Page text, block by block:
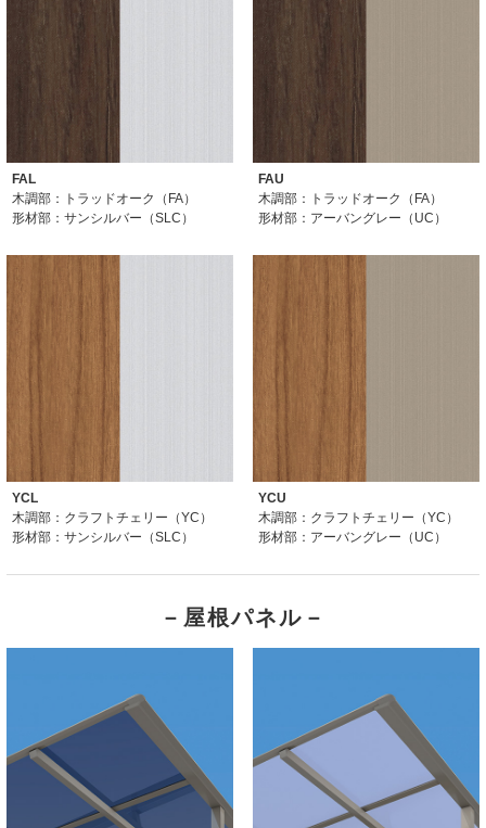
FAL
木調部：トラッドオーク（FA）
形材部：サンシルバー（SLC）
FAU
木調部：トラッドオーク（FA）
形材部：アーバングレー（UC）
YCL
木調部：クラフトチェリー（YC）
形材部：サンシルバー（SLC）
YCU
木調部：クラフトチェリー（YC）
形材部：アーバングレー（UC）
－屋根パネル－